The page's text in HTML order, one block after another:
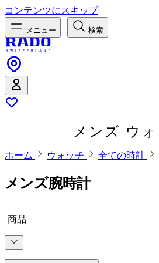
コンテンツにスキップ
メニュー | 検索
メンズ ウ
ホーム ウォッチ 全ての時計
メンズ腕時計
商品